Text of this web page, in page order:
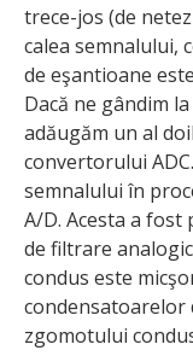
trece-jos (de
calea semnalului,
de eşantioane
Dacă ne gândim
adăugăm un al
convertorului
semnalului în
A/D. Acesta a
de filtrare
condus este
condensatoarelor
zgomotului